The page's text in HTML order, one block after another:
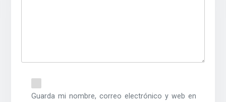
Guarda mi nombre, correo electrónico y web en